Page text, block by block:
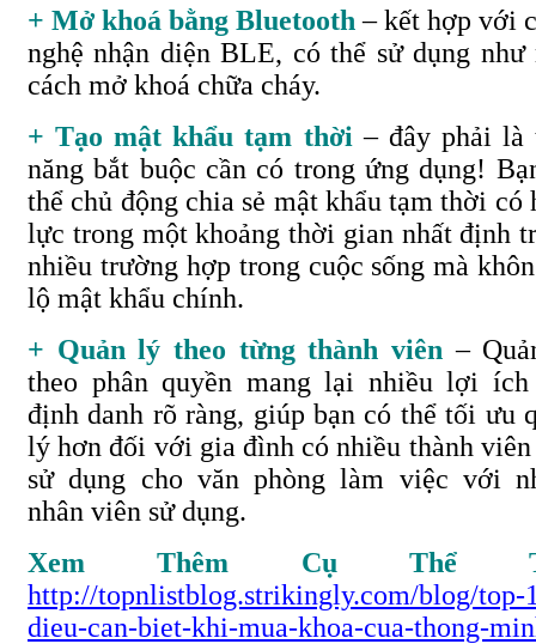
+ Mở khoá bằng Bluetooth – kết hợp với
nghệ nhận diện BLE, có thể sử dụng như
cách mở khoá chữa cháy.
+ Tạo mật khẩu tạm thời – đây phải là
năng bắt buộc cần có trong ứng dụng!
thể chủ động chia sẻ mật khẩu tạm thời có
lực trong một khoảng thời gian nhất định
nhiều trường hợp trong cuộc sống mà
lộ mật khẩu chính.
+ Quản lý theo từng thành viên –
theo phân quyền mang lại nhiều lợi
định danh rõ ràng, giúp bạn có thể tối ưu
lý hơn đối với gia đình có nhiều thành viên
sử dụng cho văn phòng làm việc với
nhân viên sử dụng.
Xem Thêm Cụ Thể
http://topnlistblog.strikingly.com/blog/top-
dieu-can-biet-khi-mua-khoa-cua-thong-